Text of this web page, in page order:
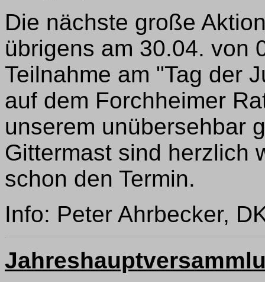
Die nächste große
übrigens am 30.04. von
Teilnahme am "Tag der
auf dem Forchheimer
unserem unübersehbar
Gittermast sind herzlich
schon den Termin.
Info: Peter Ahrbecker,